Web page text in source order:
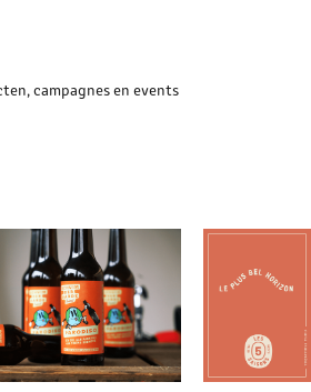
campagnes en events